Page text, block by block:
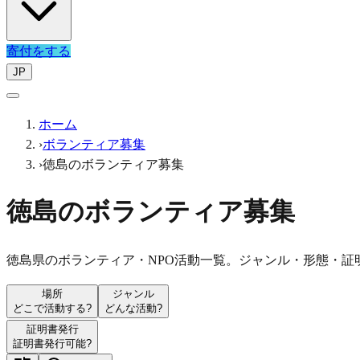
寄付をする
JP
ホーム
›ボランティア募集
›徳島のボランティア募集
徳島のボランティア募集
徳島県のボランティア・NPO活動一覧。ジャンル・形態・証
場所
どこで活動する?
ジャンル
どんな活動?
証明書発行
証明書発行可能?